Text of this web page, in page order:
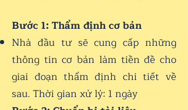
Bước 1: Thẩm định cơ bản
Nhà đầu tư sẽ cung cấp những
thông tin cơ bản làm tiền đề cho
giai đoạn thẩm định chi tiết về
sau. Thời gian xử lý: 1 ngày